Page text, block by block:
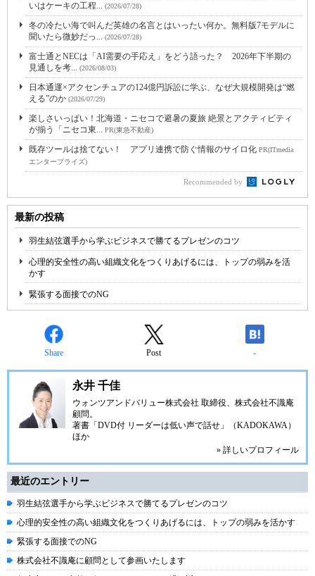
いはケーキの工程... (2026/07/28)
冬の冷たい海で叫んだ英雄の名言とはいったい何か。無料版7モデルに
聞いたら微妙だっ... (2026/07/28)
富士通とNECは「AI需要の手応え」をどう語った？ 2026年下半期の
見通しを考... (2026/08/03)
日本通運×アクセンチュアの124億円訴訟に学ぶ、なぜ大規模開発は“燃
える”のか (2026/07/29)
楽しさいっぱい！北海道・ニセコで避暑の夏旅 絶景とアクティビティ
が揃う「ニセコ東... PR(東急不動産)
既存ツールは捨てない！ アプリ連携で防ぐ情報のサイロ化 PR(ITmedia
エンタープライズ)
Recommended by
最新の投稿
羽生結弦選手から学ぶビジネスで勝てるプレゼンのコツ
心理的安全性の高い組織文化をつくりあげるには、トップの弱みを活
かす
緊張する面接でのNG
Share Post -
永井 千佳
ウォンツアンドバリュー株式会社 取締役、株式会社不識庵
顧問。
著書「DVD付 リーダーは低い声で話せ」（KADOKAWA）
ほか
» 詳しいプロフィール
最近のエントリー
羽生結弦選手から学ぶビジネスで勝てるプレゼンのコツ
心理的安全性の高い組織文化をつくりあげるには、トップの弱みを活かす
緊張する面接でのNG
株式会社不識庵に顧問として参画いたします